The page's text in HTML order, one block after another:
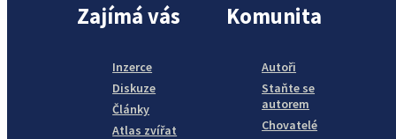
Zajímá vás
Inzerce
Diskuze
Články
Atlas zvířat
Komunita
Autoři
Staňte se
autorem
Chovatelé